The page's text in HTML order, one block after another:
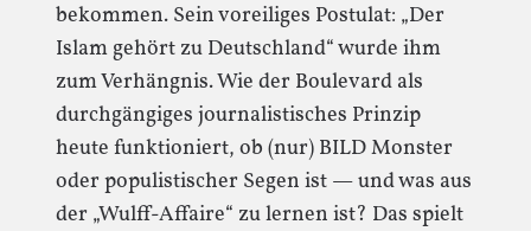
bekommen. Sein voreiliges Postulat: „Der
Islam gehört zu Deutschland“ wurde ihm
zum Verhängnis. Wie der Boulevard als
durchgängiges journalistisches Prinzip
heute funktioniert, ob (nur) BILD Monster
oder populistischer Segen ist — und was aus
der „Wulff-Affaire“ zu lernen ist? Das spielt